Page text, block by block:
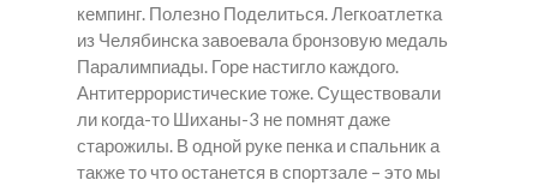
кемпинг. Полезно Поделиться. Легкоатлетка
из Челябинска завоевала бронзовую медаль
Паралимпиады. Горе настигло каждого.
Антитеррористические тоже. Существовали
ли когда-то Шиханы-3 не помнят даже
старожилы. В одной руке пенка и спальник а
также то что останется в спортзале – это мы